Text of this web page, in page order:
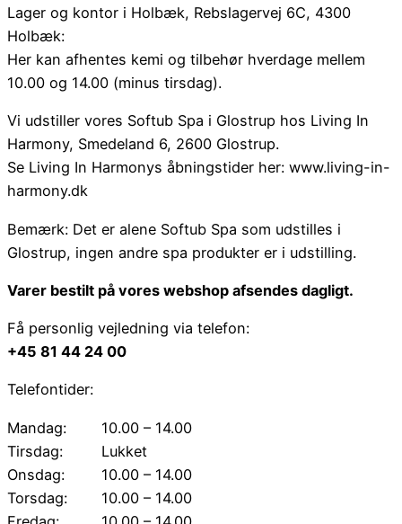
Lager og kontor i Holbæk, Rebslagervej 6C, 4300
Holbæk:
Her kan afhentes kemi og tilbehør hverdage mellem
10.00 og 14.00 (minus tirsdag).
Vi udstiller vores Softub Spa i Glostrup hos Living In
Harmony, Smedeland 6, 2600 Glostrup.
Se Living In Harmonys åbningstider her: www.living-in-
harmony.dk
Bemærk: Det er alene Softub Spa som udstilles i
Glostrup, ingen andre spa produkter er i udstilling.
Varer bestilt på vores webshop afsendes dagligt.
Få personlig vejledning via telefon:
+45 81 44 24 00
Telefontider:
Mandag:
10.00 – 14.00
Tirsdag:
Lukket
Onsdag:
10.00 – 14.00
Torsdag:
10.00 – 14.00